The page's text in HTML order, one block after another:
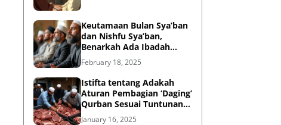
Keutamaan Bulan Sya’ban
dan Nishfu Sya’ban,
Benarkah Ada Ibadah
Khusus?
February 18, 2025
Istifta tentang Adakah
Aturan Pembagian ‘Daging’
Qurban Sesuai Tuntunan
Rasulullah?
January 16, 2025